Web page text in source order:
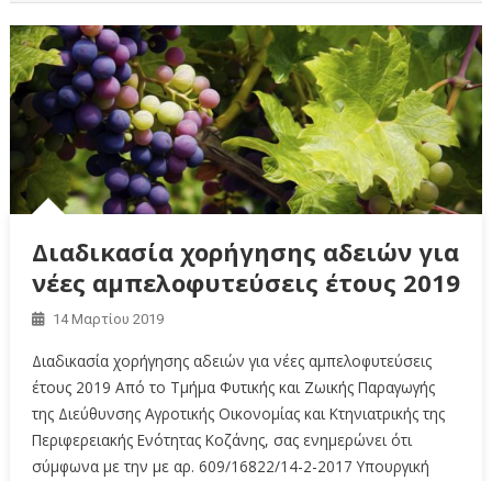
Διαδικασία χορήγησης αδειών για
νέες αμπελοφυτεύσεις έτους 2019
14 Μαρτίου 2019
Διαδικασία χορήγησης αδειών για νέες αμπελοφυτεύσεις
έτους 2019 Από το Τμήμα Φυτικής και Ζωικής Παραγωγής
της Διεύθυνσης Αγροτικής Οικονομίας και Κτηνιατρικής της
Περιφερειακής Ενότητας Κοζάνης, σας ενημερώνει ότι
σύμφωνα με την με αρ. 609/16822/14-2-2017 Υπουργική